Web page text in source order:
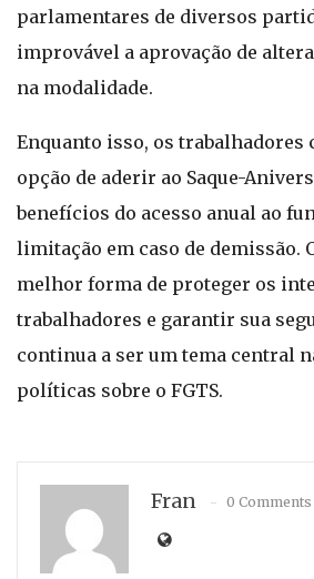
parlamentares de diversos
improvável a aprovação de
na modalidade.
Enquanto isso, os trabalhadores
opção de aderir ao Saque-
benefícios do acesso anual ao
limitação em caso de demissão.
melhor forma de proteger os
trabalhadores e garantir sua
continua a ser um tema central
políticas sobre o FGTS.
Fran 0 Comments